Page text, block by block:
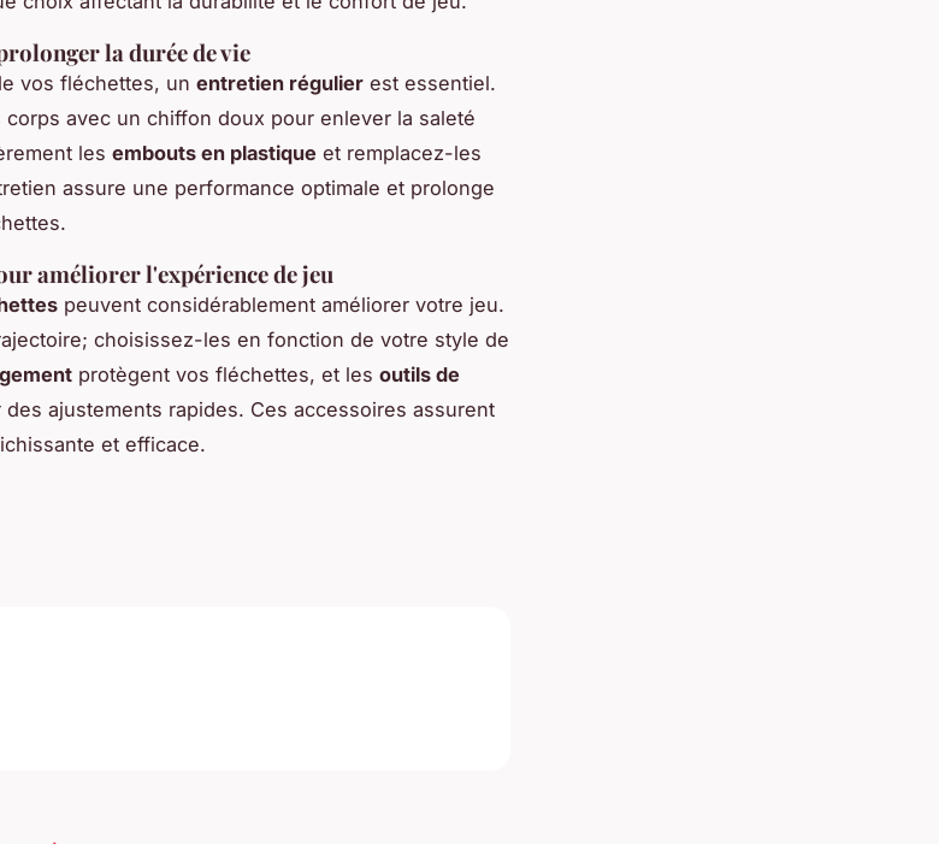
la durée de vie
vos fléchettes, un entretien régulier est essentiel.
avec un chiffon doux pour enlever la saleté
les embouts en plastique et remplacez-les
assure une performance optimale et prolonge
améliorer l'expérience de jeu
peuvent considérablement améliorer votre jeu.
choisissez-les en fonction de votre style de
protègent vos fléchettes, et les outils de
ajustements rapides. Ces accessoires assurent
et efficace.